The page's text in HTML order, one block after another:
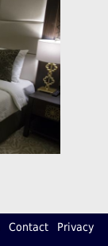
Contact Privacy